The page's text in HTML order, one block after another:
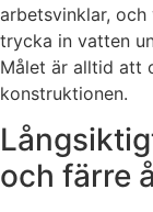
arbetsvinklar,
trycka in vatten
Målet är alltid att
konstruktionen.
och färre